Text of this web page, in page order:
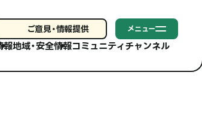
ご意見・情報提供 メニュー
報地域・安全情報コミュニティチャンネル